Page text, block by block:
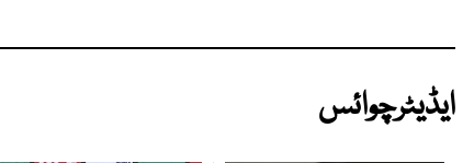
ایڈیٹرچوائس